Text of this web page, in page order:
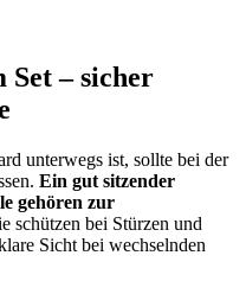
– sicher
unterwegs ist, sollte bei der
Ein gut sitzender
gehören zur
schützen bei Stürzen und
Sicht bei wechselnden